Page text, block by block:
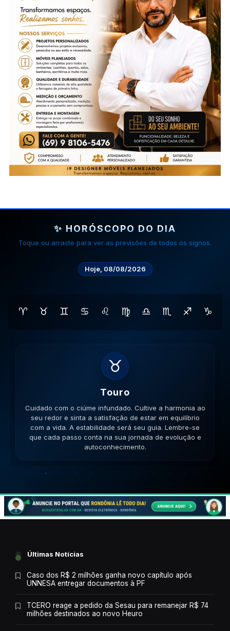
✨ HORÓSCOPO DO DIA
Toque ou arraste para ver as previsões de todos os signos.
Hoje, 08/08/2026
♈ ♉ ♊ ♋ ♌ ♍ ♎ ♏ ♐ ♑
♊
Gemeos
Cuidado com a inconsistência nas relações. Mantenha
a mente aberta para novos aprendizados e trocas de
ideias enriquecedoras. Sua comunicação será a chave.
Lembre-se que cada passo conta na sua jornada de
evolução e autoconhecimento.
Últimas Notícias
Caso dos R$ 2 milhões ganha novo capítulo após
UNNESA entregar documentos à PF
TCERO reage a pedido da Sesau para remanejar R$ 74
milhões destinados ao novo Heuro